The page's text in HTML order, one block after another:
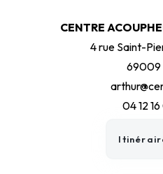
CENTRE
4 rue Saint-
69009
04 12